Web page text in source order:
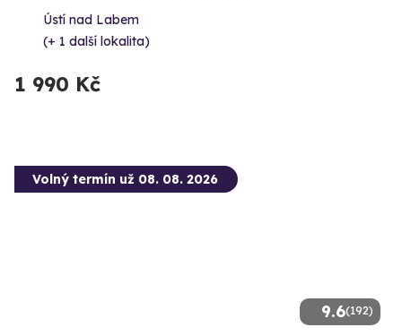
Ústí nad Labem
(+ 1 další lokalita)
1 990 Kč
9.6(192)
Volný termín už 08. 08. 2026